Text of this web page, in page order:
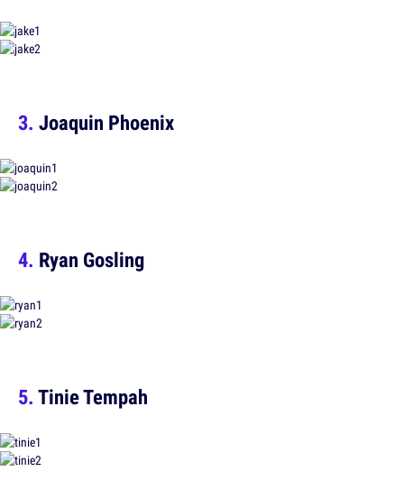
Joaquin Phoenix
Ryan Gosling
Tinie Tempah